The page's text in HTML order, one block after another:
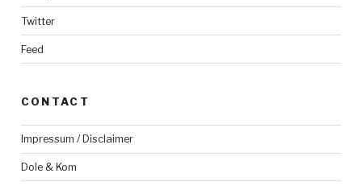
Twitter
Feed
CONTACT
Impressum / Disclaimer
Dole & Kom